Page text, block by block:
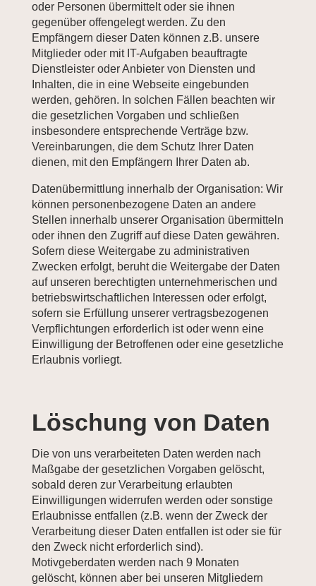
oder Personen übermittelt oder sie ihnen
gegenüber offengelegt werden. Zu den
Empfängern dieser Daten können z.B. unsere
Mitglieder oder mit IT-Aufgaben beauftragte
Dienstleister oder Anbieter von Diensten und
Inhalten, die in eine Webseite eingebunden
werden, gehören. In solchen Fällen beachten wir
die gesetzlichen Vorgaben und schließen
insbesondere entsprechende Verträge bzw.
Vereinbarungen, die dem Schutz Ihrer Daten
dienen, mit den Empfängern Ihrer Daten ab.
Datenübermittlung innerhalb der Organisation: Wir
können personenbezogene Daten an andere
Stellen innerhalb unserer Organisation übermitteln
oder ihnen den Zugriff auf diese Daten gewähren.
Sofern diese Weitergabe zu administrativen
Zwecken erfolgt, beruht die Weitergabe der Daten
auf unseren berechtigten unternehmerischen und
betriebswirtschaftlichen Interessen oder erfolgt,
sofern sie Erfüllung unserer vertragsbezogenen
Verpflichtungen erforderlich ist oder wenn eine
Einwilligung der Betroffenen oder eine gesetzliche
Erlaubnis vorliegt.
Löschung von Daten
Die von uns verarbeiteten Daten werden nach
Maßgabe der gesetzlichen Vorgaben gelöscht,
sobald deren zur Verarbeitung erlaubten
Einwilligungen widerrufen werden oder sonstige
Erlaubnisse entfallen (z.B. wenn der Zweck der
Verarbeitung dieser Daten entfallen ist oder sie für
den Zweck nicht erforderlich sind).
Motivgeberdaten werden nach 9 Monaten
gelöscht, können aber bei unseren Mitgliedern